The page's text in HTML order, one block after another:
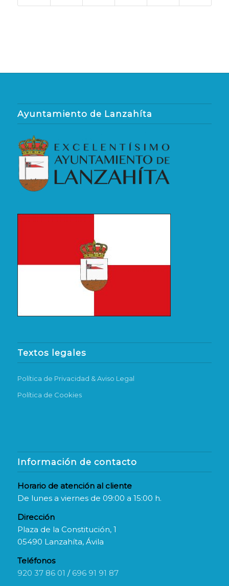
Ayuntamiento de Lanzahíta
Textos legales
Política de Privacidad & Aviso Legal
Política de Cookies
Información de contacto
Horario de atención al cliente
De lunes a viernes de 09:00 a 15:00 h.
Dirección
Plaza de la Constitución, 1
05490 Lanzahíta, Ávila
Teléfonos
920 37 86 01 / 696 91 91 87